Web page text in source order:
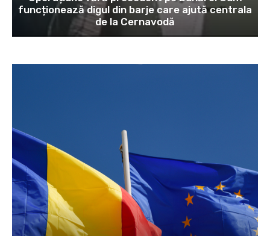
funcționează digul din barje care ajută centrala
de la Cernavodă